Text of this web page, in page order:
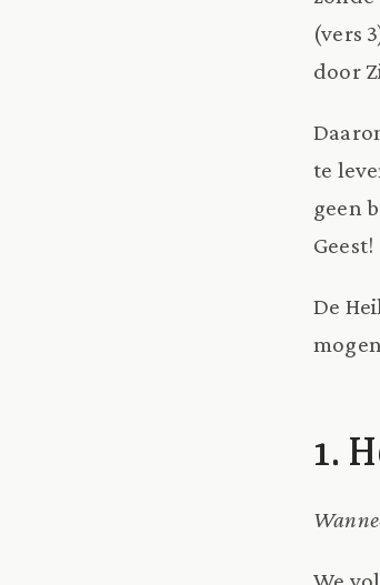
(vers
door
te
geen
Geest!
De
1.